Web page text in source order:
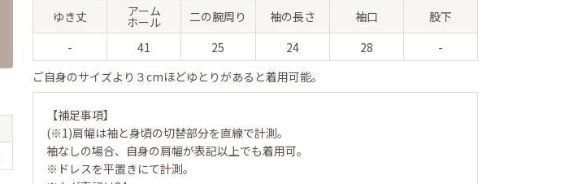
ゆき丈
アーム
ホール 二の腕周り 袖の長さ 袖口
股下
-
41 25 24 28
-
ご自身のサイズより３cmほどゆとりがあると着用可能。
【補足事項】
(※1)肩幅は袖と身頃の切替部分を直線で計測。
袖なしの場合、自身の肩幅が表記以上でも着用可。
※ドレスを平置きにて計測。